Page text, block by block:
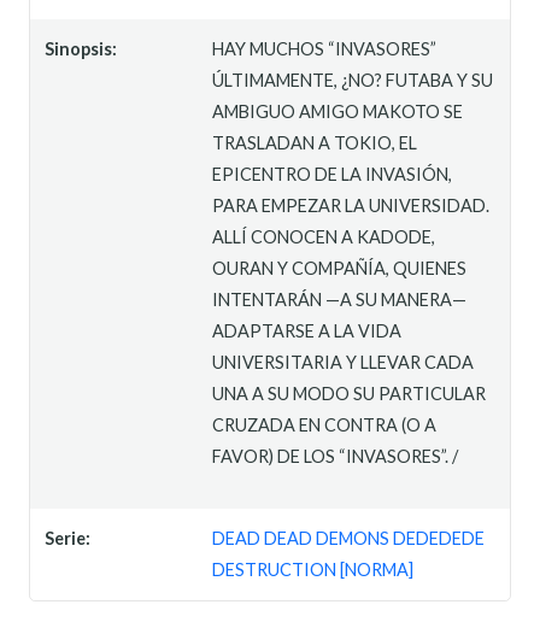
Sinopsis:
HAY MUCHOS “INVASORES”
ÚLTIMAMENTE, ¿NO? FUTABA Y SU
AMBIGUO AMIGO MAKOTO SE
TRASLADAN A TOKIO, EL
EPICENTRO DE LA INVASIÓN,
PARA EMPEZAR LA UNIVERSIDAD.
ALLÍ CONOCEN A KADODE,
OURAN Y COMPAÑÍA, QUIENES
INTENTARÁN —A SU MANERA—
ADAPTARSE A LA VIDA
UNIVERSITARIA Y LLEVAR CADA
UNA A SU MODO SU PARTICULAR
CRUZADA EN CONTRA (O A
FAVOR) DE LOS “INVASORES”. /
Serie:
DEAD DEAD DEMONS DEDEDEDE
DESTRUCTION [NORMA]